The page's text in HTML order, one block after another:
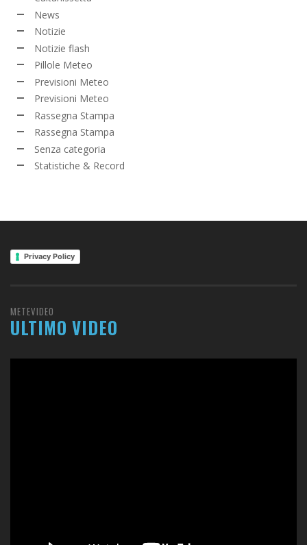
News
Notizie
Notizie flash
Pillole Meteo
Previsioni Meteo
Previsioni Meteo
Rassegna Stampa
Rassegna Stampa
Senza categoria
Statistiche & Record
Privacy Policy
METEVIDEO
ULTIMO VIDEO